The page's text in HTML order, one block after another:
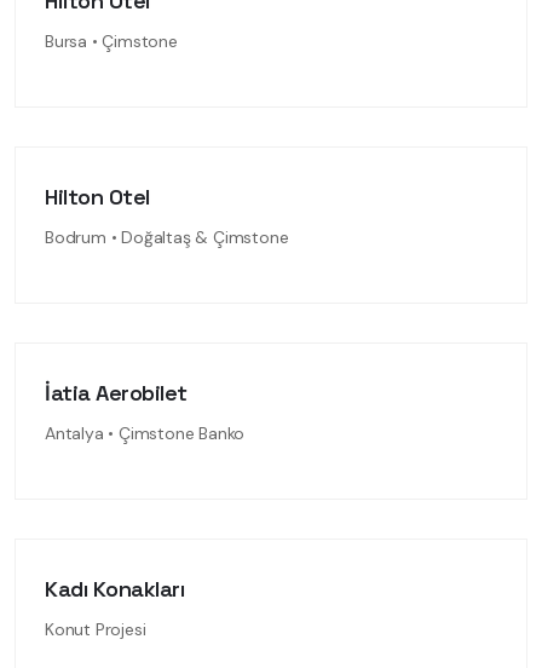
Bursa • Çimstone
Hilton Otel
Bodrum • Doğaltaş & Çimstone
İatia Aerobilet
Antalya • Çimstone Banko
Kadı Konakları
Konut Projesi